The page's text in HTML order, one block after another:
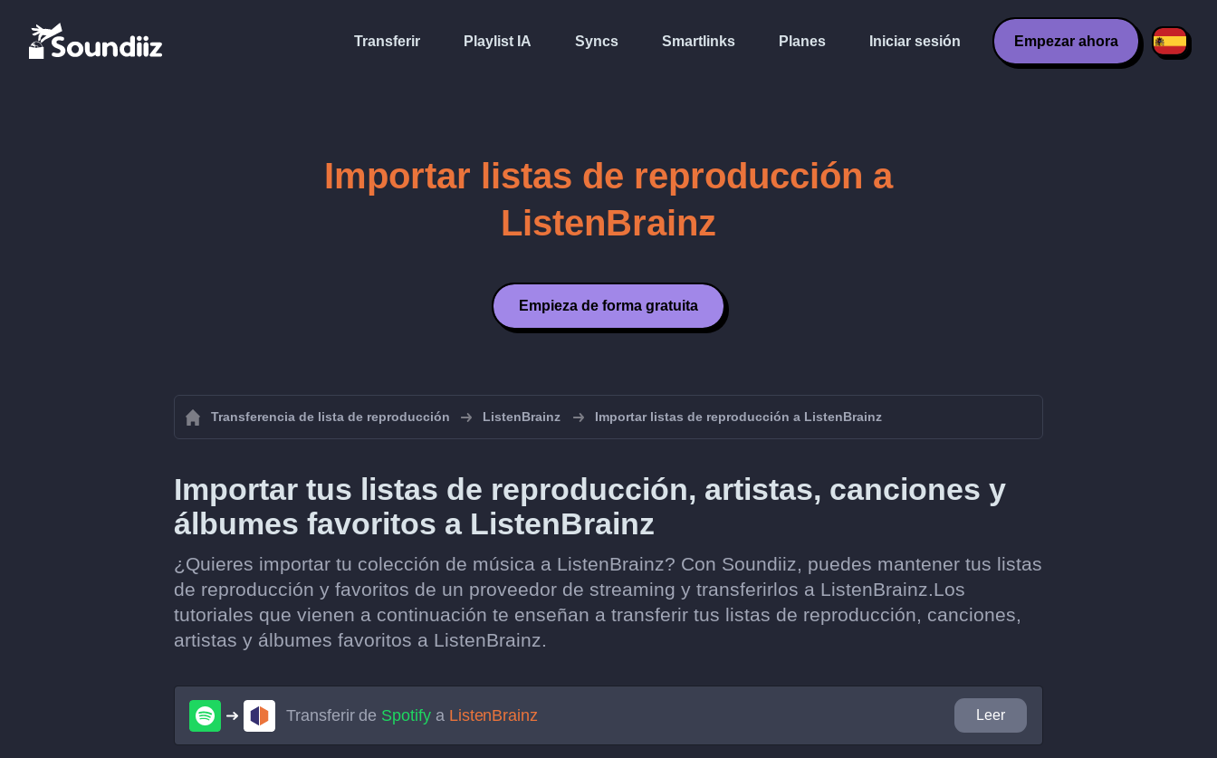
Transferir Playlist IA Syncs Smartlinks Planes Iniciar sesión Empezar ahora
Importar listas de reproducción a
ListenBrainz
Empieza de forma gratuita
Transferencia de lista de reproducción ListenBrainz Importar listas de reproducción a ListenBrainz
Importar tus listas de reproducción, artistas, canciones y
álbumes favoritos a ListenBrainz
¿Quieres importar tu colección de música a ListenBrainz? Con Soundiiz, puedes mantener tus listas
de reproducción y favoritos de un proveedor de streaming y transferirlos a ListenBrainz.Los
tutoriales que vienen a continuación te enseñan a transferir tus listas de reproducción, canciones,
artistas y álbumes favoritos a ListenBrainz.
Transferir de Spotifya ListenBrainz Leer